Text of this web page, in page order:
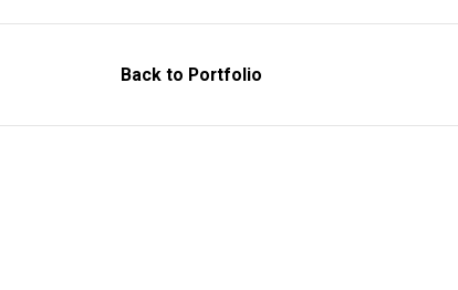
Back to Portfolio